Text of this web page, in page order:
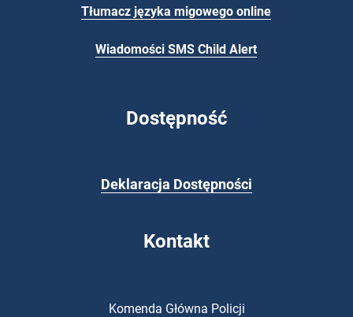
Tłumacz języka migowego online
Wiadomości SMS Child Alert
Dostępność
Deklaracja Dostępności
Kontakt
Komenda Główna Policji